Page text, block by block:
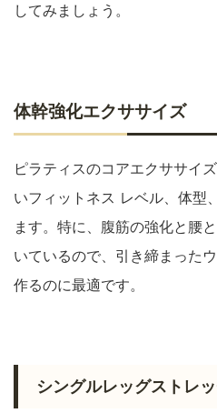
してみましょう。
体幹強化エクササイズ
ピラティスのコアエクササイ
いフィットネス レベル、体型
ます。特に、腹筋の強化と腰
いているので、引き締まった
作るのに最適です。
シングルレッグストレ